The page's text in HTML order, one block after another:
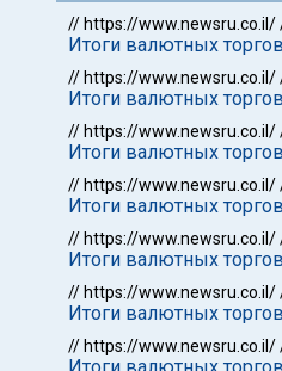
// https://www.newsru.co.il/
Итоги валютных
// https://www.newsru.co.il/
Итоги валютных
// https://www.newsru.co.il/
Итоги валютных
// https://www.newsru.co.il/
Итоги валютных
// https://www.newsru.co.il/
Итоги валютных
// https://www.newsru.co.il/
Итоги валютных
// https://www.newsru.co.il/